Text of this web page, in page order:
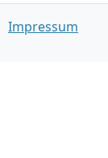
Impressum